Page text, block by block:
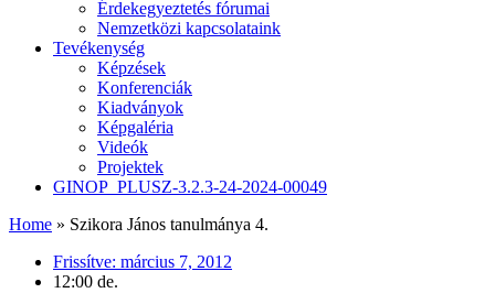
Érdekegyeztetés fórumai
Nemzetközi kapcsolataink
Tevékenység
Képzések
Konferenciák
Kiadványok
Képgaléria
Videók
Projektek
GINOP_PLUSZ-3.2.3-24-2024-00049
Home » Szikora János tanulmánya 4.
Frissítve: március 7, 2012
12:00 de.